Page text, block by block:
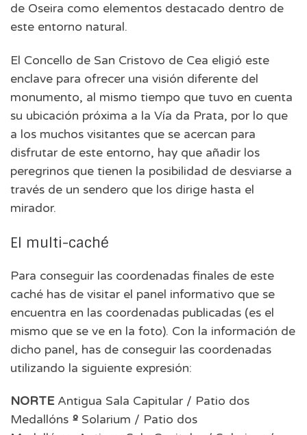
de Oseira como elementos destacado dentro de
este entorno natural.
El Concello de San Cristovo de Cea eligió este
enclave para ofrecer una visión diferente del
monumento, al mismo tiempo que tuvo en cuenta
su ubicación próxima a la Vía da Prata, por lo que
a los muchos visitantes que se acercan para
disfrutar de este entorno, hay que añadir los
peregrinos que tienen la posibilidad de desviarse a
través de un sendero que los dirige hasta el
mirador.
El multi-caché
Para conseguir las coordenadas finales de este
caché has de visitar el panel informativo que se
encuentra en las coordenadas publicadas (es el
mismo que se ve en la foto). Con la información de
dicho panel, has de conseguir las coordenadas
utilizando la siguiente expresión:
NORTEAntigua Sala Capitular / Patio dos
Medallóns º Solarium / Patio dos